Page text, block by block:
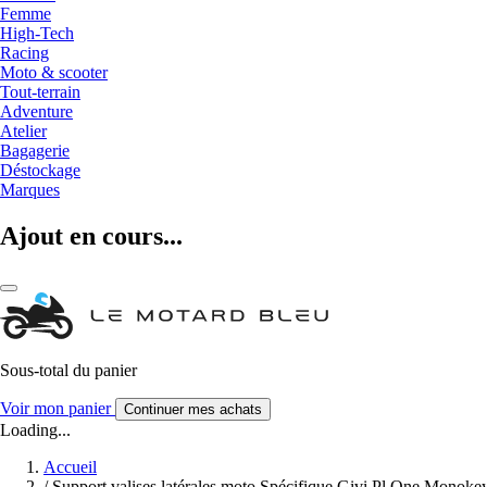
Femme
High-Tech
Racing
Moto & scooter
Tout-terrain
Adventure
Atelier
Bagagerie
Déstockage
Marques
Ajout en cours...
Sous-total du panier
Voir mon panier Continuer mes achats
Loading...
Accueil